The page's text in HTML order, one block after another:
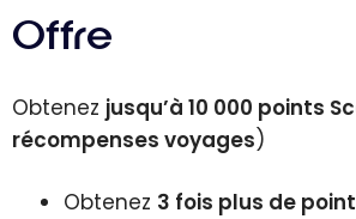
Offre
Obtenez jusqu’à 10 000 points
récompenses voyages)
Obtenez 3 fois plus de